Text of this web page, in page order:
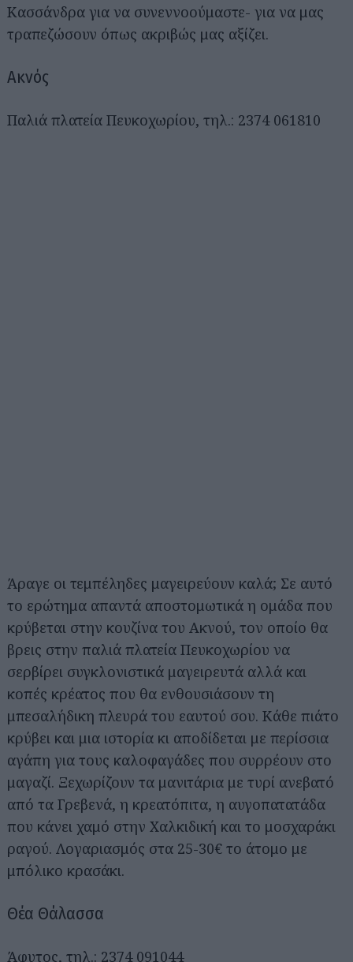
Κασσάνδρα για να συνεννοούμαστε- για να μας
τραπεζώσουν όπως ακριβώς μας αξίζει.
Ακνός
Παλιά πλατεία Πευκοχωρίου, τηλ.: 2374 061810
Άραγε οι τεμπέληδες μαγειρεύουν καλά; Σε αυτό
το ερώτημα απαντά αποστομωτικά η ομάδα που
κρύβεται στην κουζίνα του Ακνού, τον οποίο θα
βρεις στην παλιά πλατεία Πευκοχωρίου να
σερβίρει συγκλονιστικά μαγειρευτά αλλά και
κοπές κρέατος που θα ενθουσιάσουν τη
μπεσαλήδικη πλευρά του εαυτού σου. Κάθε πιάτο
κρύβει και μια ιστορία κι αποδίδεται με περίσσια
αγάπη για τους καλοφαγάδες που συρρέουν στο
μαγαζί. Ξεχωρίζουν τα μανιτάρια με τυρί ανεβατό
από τα Γρεβενά, η κρεατόπιτα, η αυγοπατατάδα
που κάνει χαμό στην Χαλκιδική και το μοσχαράκι
ραγού. Λογαριασμός στα 25-30€ το άτομο με
μπόλικο κρασάκι.
Θέα Θάλασσα
Άφυτος, τηλ.: 2374 091044